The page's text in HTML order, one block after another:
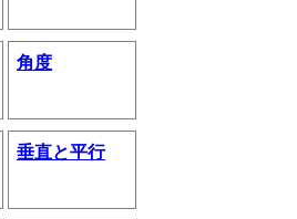
角度
垂直と平行